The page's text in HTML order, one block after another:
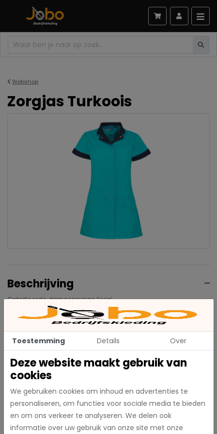
Webshop
Zorgjas Turkoois
Beschrijving
Getailleerde dameszorgjas ‘Livia’
Deze getailleerde dameszorgjas heeft een opstaande boord
en diverse handige zakken. De jas is voorzien van zijsplitten en
kleurafzettingen aan de binnenzijde van de boord, mouwen en
zijsplitten, wat zorgt voor een frisse en professionele uitstraling.
Kleur: Turkoois
Maten: XS t/m XXL
Wil je de jas in een andere kleur? Neem dan contact op met
Jobo of bekijk het assortiment op deberkel.nl
Toestemming Details Over
Deze website maakt gebruik van
cookies
We gebruiken cookies om inhoud en advertenties te
personaliseren, om functies voor sociale media te bieden
en om ons verkeer te analyseren. We delen ook
informatie over uw gebruik van onze site met onze